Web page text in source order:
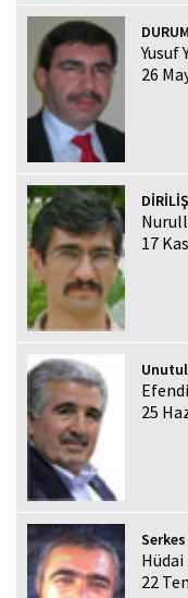
DURUM
Yusuf
26
17
25
Hüdai
22